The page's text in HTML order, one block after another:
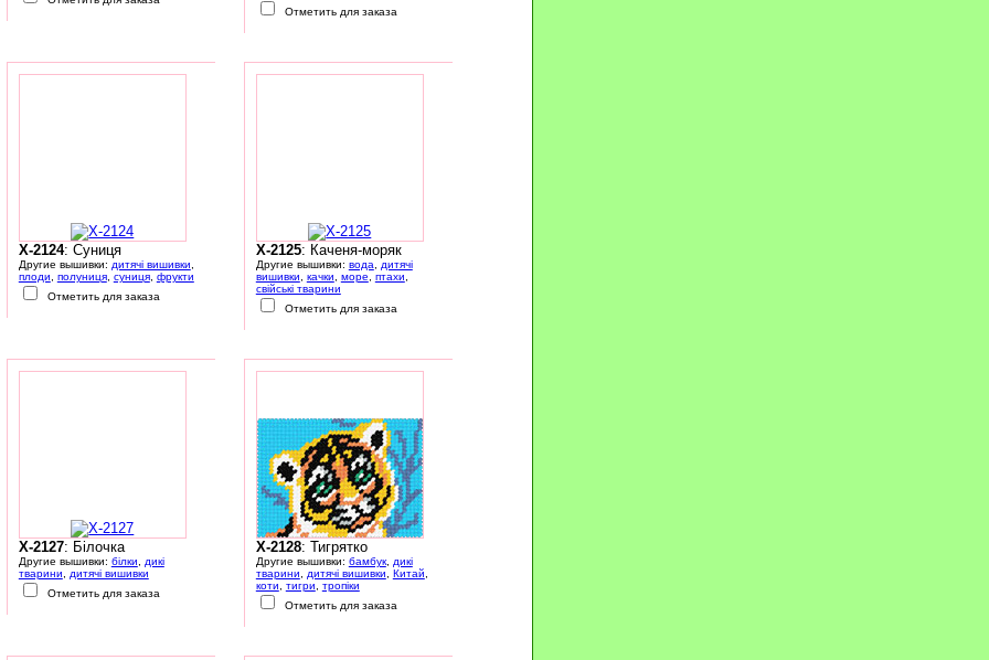
Отметить для заказа
X-2124: Суниця
Другие вышивки: дитячі вишивки
плоди
полуниця, суниця, фрукти
Отметить для заказа
X-2125: Каченя-моряк
Другие вышивки: вода
дитячі
вишивки
качки море птахи
свійські тварини
Отметить для заказа
X-2127: Білочка
Другие вышивки: білки
дикі
тварини
дитячі вишивки
Отметить для заказа
X-2128: Тигрятко
Другие вышивки: бамбук,
дикі
тварини
дитячі вишивки Китай
коти
тигри
тропіки
Отметить для заказа